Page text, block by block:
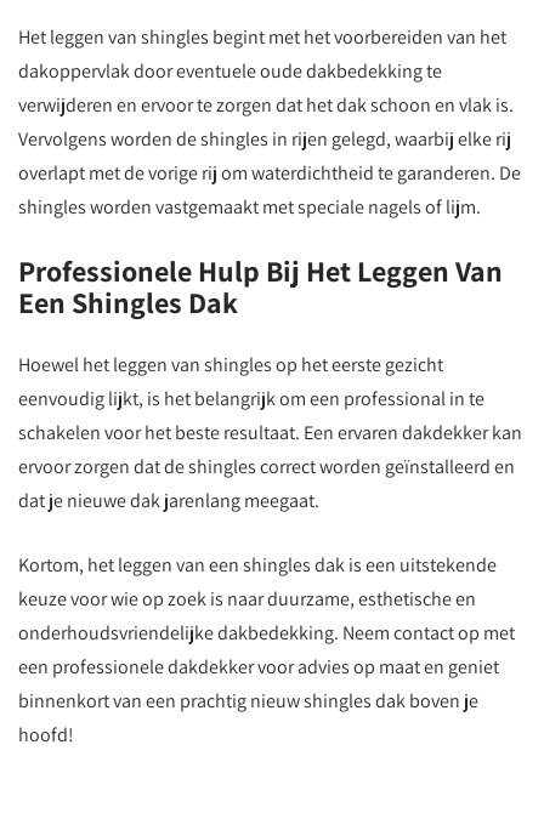
Het leggen van shingles begint met het voorbereiden van het
dakoppervlak door eventuele oude dakbedekking te
verwijderen en ervoor te zorgen dat het dak schoon en vlak is.
Vervolgens worden de shingles in rijen gelegd, waarbij elke rij
overlapt met de vorige rij om waterdichtheid te garanderen. De
shingles worden vastgemaakt met speciale nagels of lijm.
Professionele Hulp Bij Het Leggen Van
Een Shingles Dak
Hoewel het leggen van shingles op het eerste gezicht
eenvoudig lijkt, is het belangrijk om een professional in te
schakelen voor het beste resultaat. Een ervaren dakdekker kan
ervoor zorgen dat de shingles correct worden geïnstalleerd en
dat je nieuwe dak jarenlang meegaat.
Kortom, het leggen van een shingles dak is een uitstekende
keuze voor wie op zoek is naar duurzame, esthetische en
onderhoudsvriendelijke dakbedekking. Neem contact op met
een professionele dakdekker voor advies op maat en geniet
binnenkort van een prachtig nieuw shingles dak boven je
hoofd!